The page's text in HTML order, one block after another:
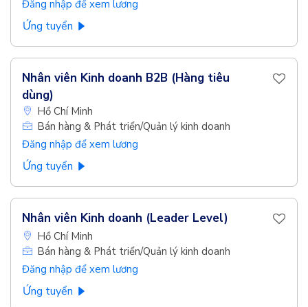
Đăng nhập để xem lương
Ứng tuyển
Nhân viên Kinh doanh B2B (Hàng tiêu
dùng)
Hồ Chí Minh
Bán hàng & Phát triển/Quản lý kinh doanh
Đăng nhập để xem lương
Ứng tuyển
Nhân viên Kinh doanh (Leader Level)
Hồ Chí Minh
Bán hàng & Phát triển/Quản lý kinh doanh
Đăng nhập để xem lương
Ứng tuyển